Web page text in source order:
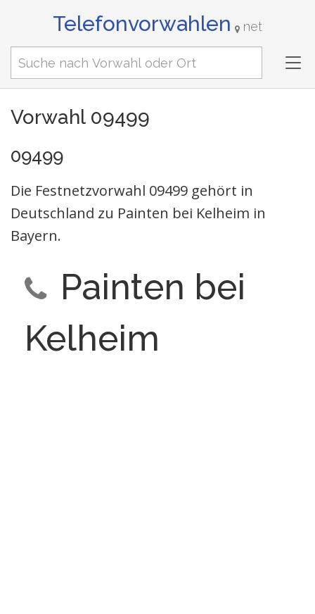
Telefonvorwahlen net
Vorwahl 09499
09499
Die Festnetzvorwahl 09499 gehört in
Deutschland zu Painten bei Kelheim in
Bayern.
Painten bei
Kelheim